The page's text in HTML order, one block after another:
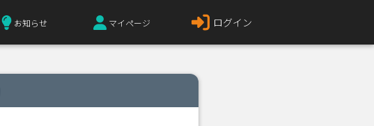
お知らせ マイページ ログイン